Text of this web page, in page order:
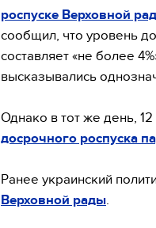
роспуске Верховной
сообщил, что уровень
составляет «не более
высказывались
Однако в тот же день, 12
досрочного роспуска
Ранее украинский
Верховной рады